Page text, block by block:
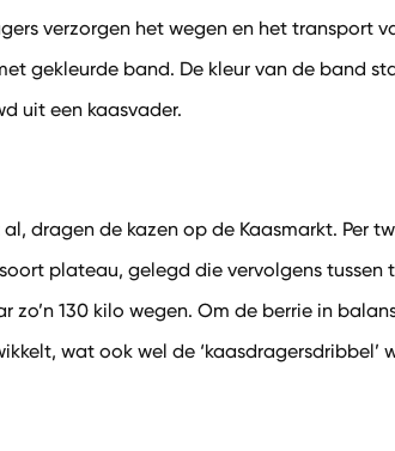
verzorgen het wegen en het transport
gekleurde band. De kleur van de band
uit een kaasvader.
dragen de kazen op de Kaasmarkt. Per
plateau, gelegd die vervolgens
zo’n 130 kilo wegen. Om de berrie in
wat ook wel de ‘kaasdragersdribbel’